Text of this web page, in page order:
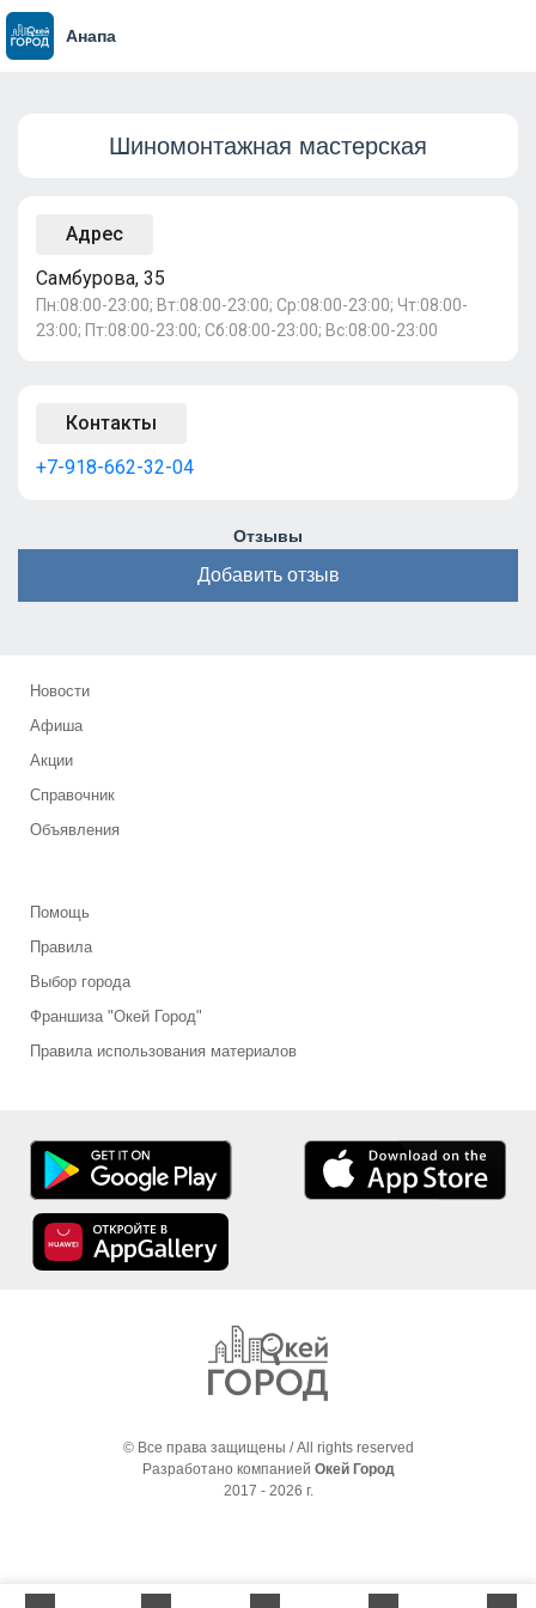
Анапа
Шиномонтажная мастерская
Адрес
Самбурова, 35
Пн:08:00-23:00; Вт:08:00-23:00; Ср:08:00-23:00; Чт:08:00-
23:00; Пт:08:00-23:00; Сб:08:00-23:00; Вс:08:00-23:00
Контакты
+7-918-662-32-04
Отзывы
Добавить отзыв
Новости
Афиша
Акции
Справочник
Объявления
Помощь
Правила
Выбор города
Франшиза "Окей Город"
Правила использования материалов
© Все права защищены / All rights reserved
Разработано компанией Окей Город
2017 - 2026 г.